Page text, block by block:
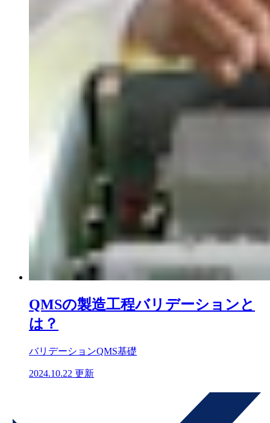
QMSの製造工程バリデーションと
は？
バリデーションQMS基礎
2024.10.22 更新